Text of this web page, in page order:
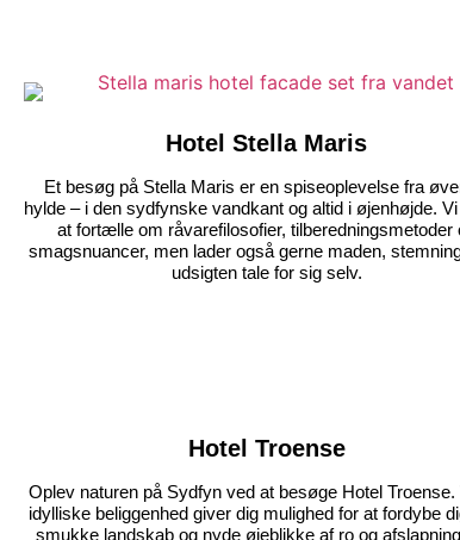
Hotel Stella Maris
Et besøg på Stella Maris er en spiseoplevelse fra
hylde – i den sydfynske vandkant og altid i øjenhøjde.
at fortælle om råvarefilosofier, tilberedningsmetoder
smagsnuancer, men lader også gerne maden,
udsigten tale for sig selv.
Hotel Troense
Oplev naturen på Sydfyn ved at besøge Hotel Troense.
idylliske beliggenhed giver dig mulighed for at fordybe
smukke landskab og nyde øjeblikke af ro og